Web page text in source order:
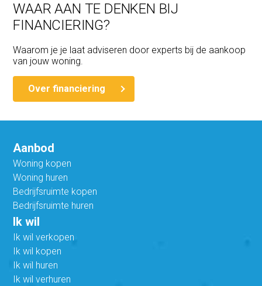
WAAR AAN TE DENKEN BIJ
FINANCIERING?
Waarom je je laat adviseren door experts bij de aankoop
van jouw woning.
Over financiering
Aanbod
Woning kopen
Woning huren
Bedrijfsruimte kopen
Bedrijfsruimte huren
Ik wil
Ik wil verkopen
Ik wil kopen
Ik wil huren
Ik wil verhuren